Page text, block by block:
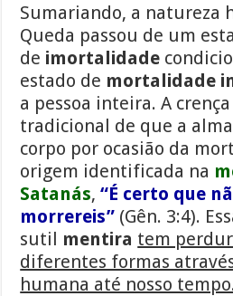
Sumariando, a natureza
Queda passou de um
de imortalidade
estado de mortalidade
a pessoa inteira. A
tradicional de que a
corpo por ocasião da
origem identificada na
Satanás,“É certo que
morrereis” (Gên. 3:4).
sutil mentira tem
diferentes formas
humana até nosso